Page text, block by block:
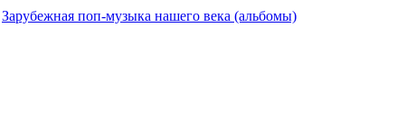
Зарубежная поп-музыка нашего века (альбомы)